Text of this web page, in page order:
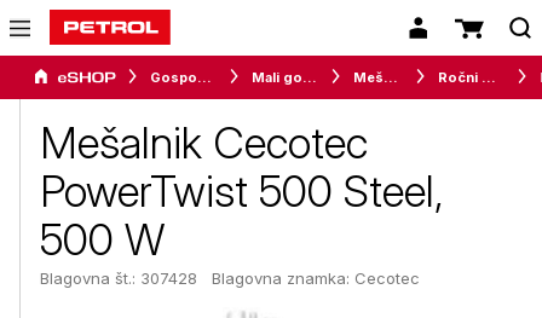
Gospodinjski aparati Mali gospodinjski aparati Mešalniki Ročni mešalniki
Mešalnik Cecotec
PowerTwist 500 Steel,
500 W
Blagovna št.: 307428 Blagovna znamka: Cecotec